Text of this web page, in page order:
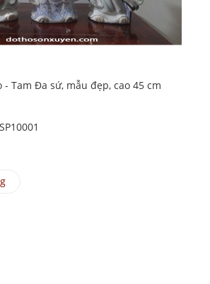
- Tam Đa sứ, mẫu đẹp, cao 45 cm
SP10001